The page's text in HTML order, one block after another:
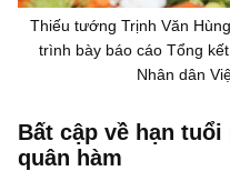
Thiếu tướng Trịnh Văn
trình bày báo cáo Tổng
Nhân dân
Bất cập về hạn
quân hàm